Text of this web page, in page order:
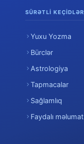
SÜRƏTLI KEÇIDLƏR
Yuxu Yozma
Bürclər
Astrologiya
Tapmacalar
Sağlamlıq
Faydalı məlumat